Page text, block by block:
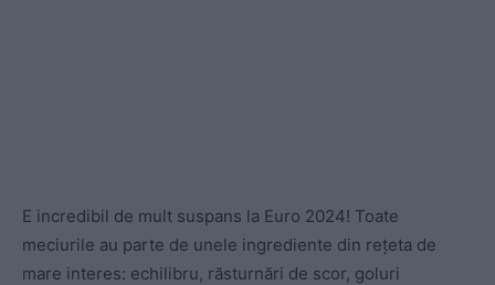
E incredibil de mult suspans la Euro 2024! Toate
meciurile au parte de unele ingrediente din rețeta de
mare interes: echilibru, răsturnări de scor, goluri